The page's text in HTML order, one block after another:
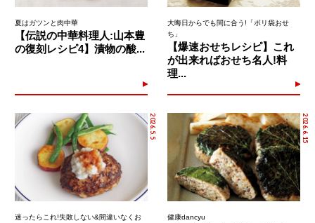
夏はガツンと肉中華
【伝説の中華料理人:山本豊
の復刻レシピ4】漬物の酸...
大晦日からでも間に合う!「ポリ袋おせ
ち」
【爆速おせちレシピ】これ
が出来ればおせち名人!料
理...
2026.5.5
迷ったらこれ!失敗しない&間違いなくお
2026.6.15
健康dancyu